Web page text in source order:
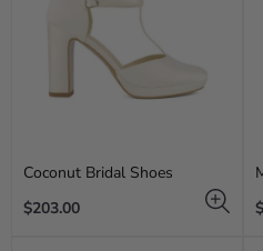
Coconut Bridal Shoes
Regular
$203.00